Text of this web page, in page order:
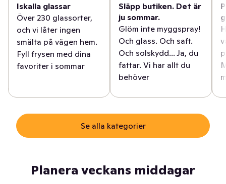
Iskalla glassar
Över 230 glassorter,
och vi låter ingen
smälta på vägen hem.
Fyll frysen med dina
favoriter i sommar
Släpp butiken. Det är
ju sommar.
Glöm inte myggspray!
Och glass. Och saft.
Och solskydd... Ja, du
fattar. Vi har allt du
behöver
Se alla kategorier
Planera veckans middagar